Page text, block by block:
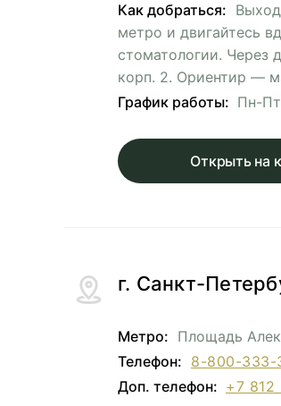
Как добраться:
метро и двигайтесь
стоматологии. Через
корп. 2. Ориентир —
График работы: Пн-
Открыть на
г. Санкт-
Метро: Площадь
Телефон: 8-800-333-
Доп. телефон: +7 812